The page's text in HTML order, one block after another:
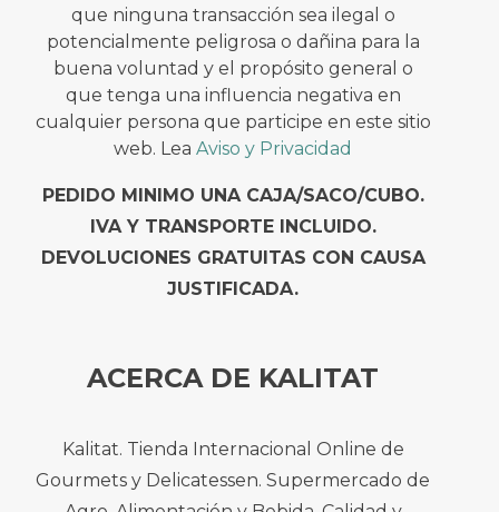
que ninguna transacción sea ilegal o
potencialmente peligrosa o dañina para la
buena voluntad y el propósito general o
que tenga una influencia negativa en
cualquier persona que participe en este sitio
web. Lea Aviso y Privacidad
PEDIDO MINIMO UNA CAJA/SACO/CUBO.
IVA Y TRANSPORTE INCLUIDO.
DEVOLUCIONES GRATUITAS CON CAUSA
JUSTIFICADA.
ACERCA DE KALITAT
Kalitat. Tienda Internacional Online de
Gourmets y Delicatessen. Supermercado de